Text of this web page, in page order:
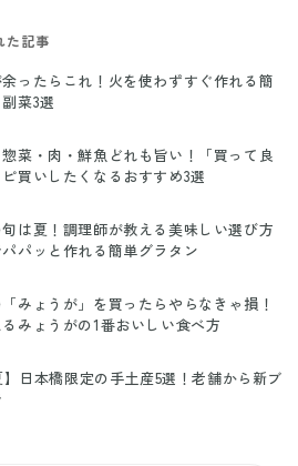
た記事
ったらこれ！火を使わずすぐ作れる簡
菜3選
惣菜・肉・鮮魚どれも旨い！「買って良
買いしたくなるおすすめ3選
は夏！調理師が教える美味しい選び方
パッと作れる簡単グラタン
みょうが」を買ったらやらなきゃ損！
みょうがの1番おいしい食べ方
】日本橋限定の手土産5選！老舗から新ブ